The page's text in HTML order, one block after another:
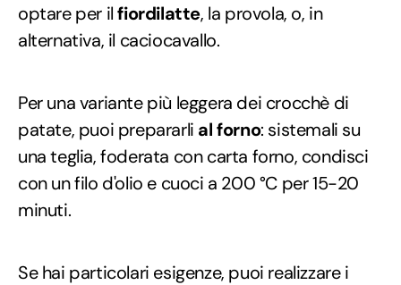
optare per ilfiordilatte, la provola, o, in
alternativa, il caciocavallo.
Per una variante più leggera dei crocchè di
patate, puoi prepararli al forno: sistemali su
una teglia, foderata con carta forno, condisci
con un filo d'olio e cuoci a 200 °C per 15-20
minuti.
Se hai particolari esigenze, puoi realizzare i